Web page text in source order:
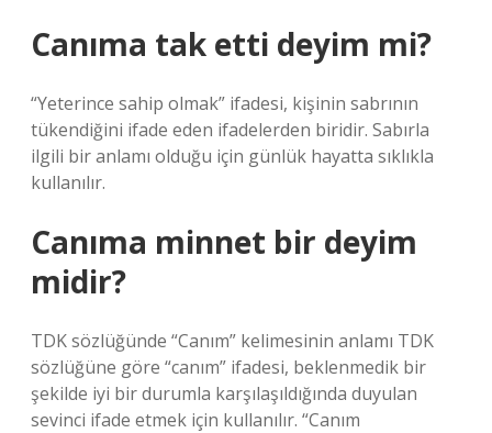
Canıma tak etti deyim mi?
“Yeterince sahip olmak” ifadesi, kişinin sabrının
tükendiğini ifade eden ifadelerden biridir. Sabırla
ilgili bir anlamı olduğu için günlük hayatta sıklıkla
kullanılır.
Canıma minnet bir deyim
midir?
TDK sözlüğünde “Canım” kelimesinin anlamı TDK
sözlüğüne göre “canım” ifadesi, beklenmedik bir
şekilde iyi bir durumla karşılaşıldığında duyulan
sevinci ifade etmek için kullanılır. “Canım